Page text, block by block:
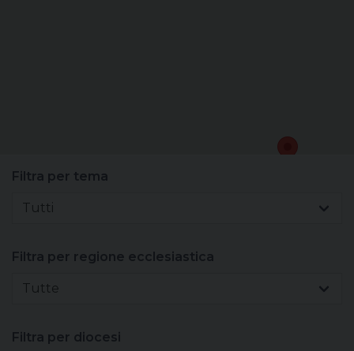
Filtra per tema
Tutti
Filtra per regione ecclesiastica
Tutte
Filtra per diocesi